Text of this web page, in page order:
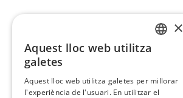
×
Aquest lloc web utilitza
galetes
Aquest lloc web utilitza galetes per millorar
l'experiència de l'usuari. En utilitzar el